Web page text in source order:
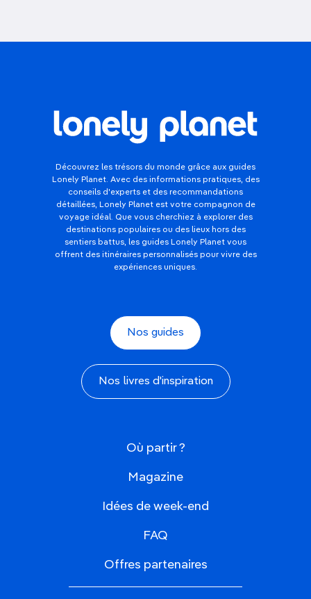
Découvrez les trésors du monde grâce aux guides
Lonely Planet. Avec des informations pratiques, des
conseils d'experts et des recommandations
détaillées, Lonely Planet est votre compagnon de
voyage idéal. Que vous cherchiez à explorer des
destinations populaires ou des lieux hors des
sentiers battus, les guides Lonely Planet vous
offrent des itinéraires personnalisés pour vivre des
expériences uniques.
Nos guides
Nos livres d'inspiration
Où partir ?
Magazine
Idées de week-end
FAQ
Offres partenaires